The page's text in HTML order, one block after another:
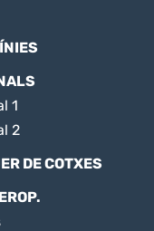
1
2
DE COTXES